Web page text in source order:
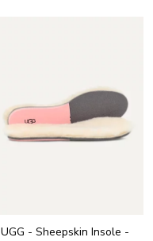
UGG - Sheepskin Insole -